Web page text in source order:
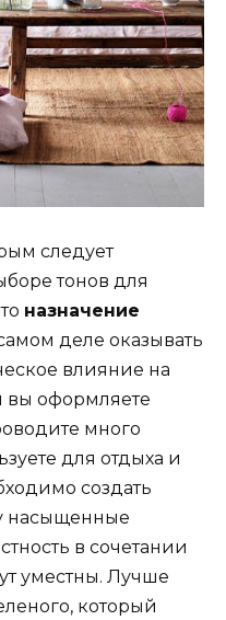
следует
тонов для
назначение
деле оказывать
влияние на
вы оформляете
много
для отдыха и
создать
насыщенные
в сочетании
уместны. Лучше
который